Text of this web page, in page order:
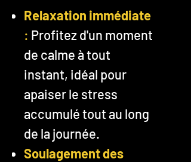
Relaxation immédiate
: Profitez d'un moment
de calme à tout
instant, idéal pour
apaiser le stress
accumulé tout au long
de la journée.
Soulagement des